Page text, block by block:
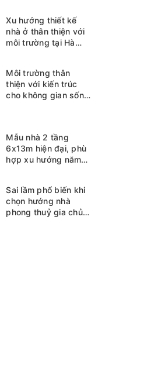
Xu hướng thiết kế
nhà ở thân thiện với
môi trường tại Hà
Môi trường thân
thiện với kiến trúc
cho không gian sống
Mẫu nhà 2 tầng
6x13m hiện đại, phù
hợp xu hướng năm
Sai lầm phổ biến khi
chọn hướng nhà
phong thuỷ gia chủ